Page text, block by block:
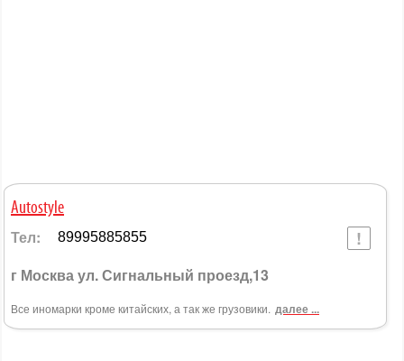
Autostyle
Тел: 89995885855
г Москва ул. Сигнальный проезд,13
Все иномарки кроме китайских, а так же грузовики. далее ...